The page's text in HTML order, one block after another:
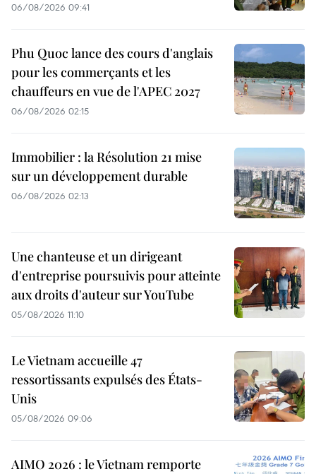
06/08/2026 09:41
Phu Quoc lance des cours d'anglais
pour les commerçants et les
chauffeurs en vue de l'APEC 2027
06/08/2026 02:15
Immobilier : la Résolution 21 mise
sur un développement durable
06/08/2026 02:13
Une chanteuse et un dirigeant
d'entreprise poursuivis pour atteinte
aux droits d'auteur sur YouTube
05/08/2026 11:10
Le Vietnam accueille 47
ressortissants expulsés des États-
Unis
05/08/2026 09:06
AIMO 2026 : le Vietnam remporte